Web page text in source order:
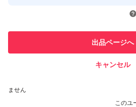
引を
での取
ません
このユ
出品ページへ
キャンセル